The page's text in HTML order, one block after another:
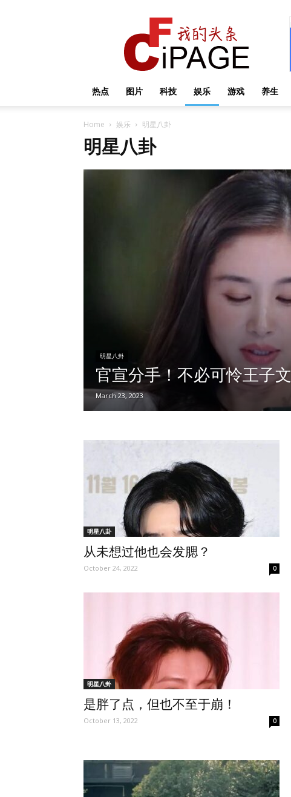
热点 图片 科技 娱乐 游戏 养生
Home 娱乐 明星八卦
明星八卦
明星八卦
官宣分手！不必可怜王子文
March 23, 2023
明星八卦
从未想过他也会发腮？
October 24, 2022 0
明星八卦
是胖了点，但也不至于崩！
October 13, 2022 0